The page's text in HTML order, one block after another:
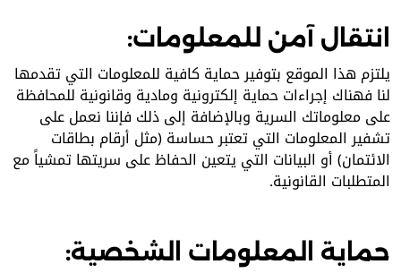
انتقال آمن للمعلومات:
يلتزم هذا الموقع بتوفير حماية كافية للمعلومات التي تقدمها
لنا فهناك إجراءات حماية إلكترونية ومادية وقانونية للمحافظة
على معلوماتك السرية وبالإضافة إلى ذلك فإننا نعمل على
تشفير المعلومات التي تعتبر حساسة (مثل أرقام بطاقات
الائتمان) أو البيانات التي يتعين الحفاظ على سريتها تمشياً مع
المتطلبات القانونية.
حماية المعلومات الشخصية: